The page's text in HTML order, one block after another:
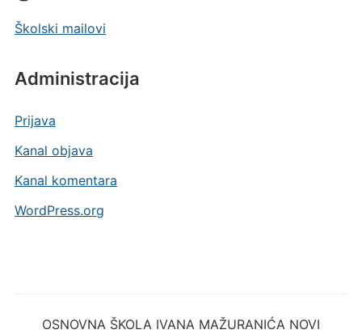
Školski mailovi
Administracija
Prijava
Kanal objava
Kanal komentara
WordPress.org
OSNOVNA ŠKOLA IVANA MAŽURANIĆA NOVI